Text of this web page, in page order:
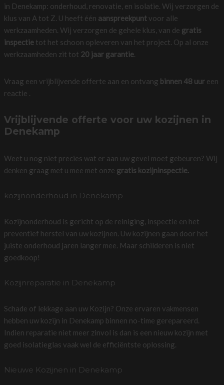
in Denekamp: onderhoud, renovatie, en isolatie. Wij verzorgen de
klus van A tot Z. U heeft één aanspreekpuntvoor alle
werkzaamheden. Wij verzorgen de gehele klus, van de gratis
inspectietot het schoon opleveren van het project. Op al onze
werkzaamheden zit tot 20 jaar garantie.
Vraag een vrijblijvende offerte aan en ontvang binnen 48 uureen
reactie .
Vrijblijvende offerte voor uw kozijnen in
Denekamp
Weet u nog niet precies wat er aan uw gevel moet gebeuren? Wij
denken graag met u mee met onze gratis kozijninspectie.
kozijnonderhoud in Denekamp
Kozijnonderhoud is gericht op de reiniging, inspectie en het
preventief herstel van uw kozijnen. Uw kozijnen gaan door het
juiste onderhoud jaren langer mee. Maar schilderen is niet
goedkoop!
Kozijnreparatie in Denekamp
Schade of lekkage aan uw Kozijn? Onze ervaren vakmensen
hebben uw kozijn in Denekamp binnen no-time gerepareerd.
Indien reparatie niet meer zinvol is dan is een nieuw kozijn met
goed isolatieglas vaak wel de efficiëntste oplossing.
Nieuwe Kozijnen in Denekamp